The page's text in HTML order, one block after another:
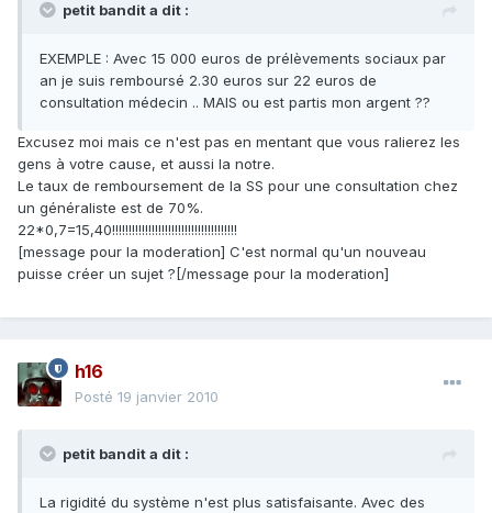
petit bandit a dit :
EXEMPLE : Avec 15 000 euros de prélèvements sociaux par
an je suis remboursé 2.30 euros sur 22 euros de
consultation médecin .. MAIS ou est partis mon argent ??
Excusez moi mais ce n'est pas en mentant que vous ralierez les
gens à votre cause, et aussi la notre.
Le taux de remboursement de la SS pour une consultation chez
un généraliste est de 70%.
22*0,7=15,40!!!!!!!!!!!!!!!!!!!!!!!!!!!!!!!!!!!!!!
[message pour la moderation] C'est normal qu'un nouveau
puisse créer un sujet ?[/message pour la moderation]
h16
Posté 19 janvier 2010
petit bandit a dit :
La rigidité du système n'est plus satisfaisante. Avec des